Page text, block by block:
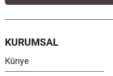
KURUMSAL
Künye